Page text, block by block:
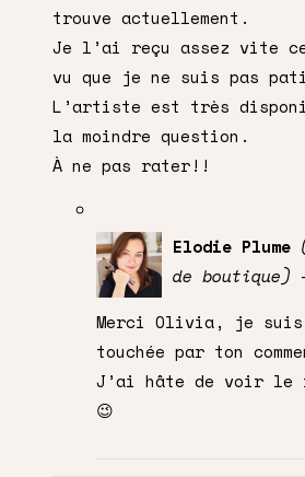
trouve actuellement.
Je l’ai reçu assez vite
vu que je ne suis pas
L’artiste est très
la moindre question.
À ne pas rater!!
Elodie Plume
de boutique)
Merci Olivia, je suis
touchée par ton
J’ai hâte de voir
😉